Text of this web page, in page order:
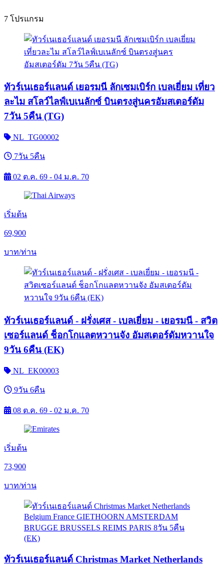
7 โปรแกรม
ทัวร์เนเธอร์แลนด์ เยอรมนี ลักเซมเบิร์ก เบลเยี่ยม เที่ยว
ละไม สโลว์ไลฟ์เบเนลักซ์ บินตรงสู่นครอัมสเตอร์ดัม
7วัน 5คืน (TG)
NL_TG00002
7วัน 5คืน
02 ต.ค. 69 - 04 ม.ค. 70
เริ่มต้น
69,900
บาท/ท่าน
ทัวร์เนเธอร์แลนด์ - ฝรั่งเศส - เบลเยี่ยม - เยอรมนี - สวิต
เซอร์แลนด์ ช็อกโกแลตหวานจัง อัมสเตอร์ดัมหวานใจ
9วัน 6คืน (EK)
NL_EK00003
9วัน 6คืน
08 ต.ค. 69 - 02 ม.ค. 70
เริ่มต้น
73,900
บาท/ท่าน
ทัวร์เนเธอร์แลนด์ Christmas Market Netherlands